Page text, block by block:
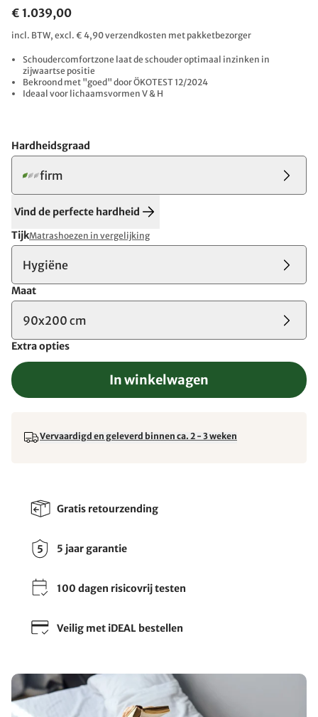
€ 1.039,00
incl. BTW, excl. € 4,90 verzendkosten met pakketbezorger
Schoudercomfortzone laat de schouder optimaal inzinken in
zijwaartse positie
Bekroond met "goed" door ÖKOTEST 12/2024
Ideaal voor lichaamsvormen V & H
Hardheidsgraad
firm
Vind de perfecte hardheid
TijkMatrashoezen in vergelijking
Hygiëne
Maat
90x200 cm
Extra opties
In winkelwagen
Vervaardigd en geleverd binnen ca. 2 - 3 weken
Gratis retourzending
5 jaar garantie
100 dagen risicovrij testen
Veilig met iDEAL bestellen